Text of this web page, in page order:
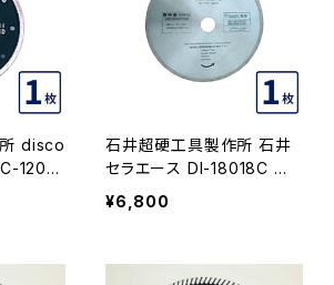
disco
1209
外径1
メー
石井超硬工具製作所 石井
セラエース DI-18018C 外
径180mm タイル・薄物石材
用 ダイヤモンドホイール≪
C
¥6,800